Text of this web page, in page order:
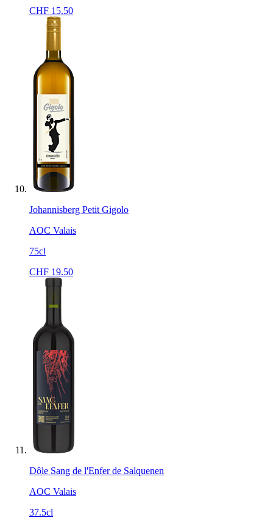
CHF 15.50
Johannisberg Petit Gigolo
AOC Valais
75cl
CHF 19.50
Dôle Sang de l'Enfer de Salquenen
AOC Valais
37.5cl